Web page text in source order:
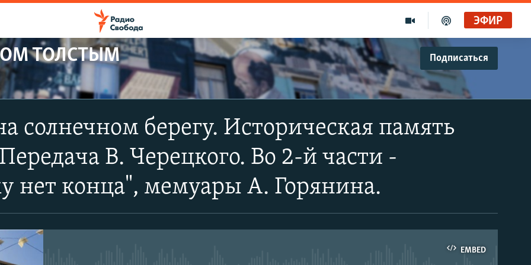
ЭФИР
ТОЛСТЫМ Подписаться
Подписаться
солнечном берегу. Историческая память
В. Черецкого. Во 2-й части -
нет конца", мемуары А. Горянина.
EMBED